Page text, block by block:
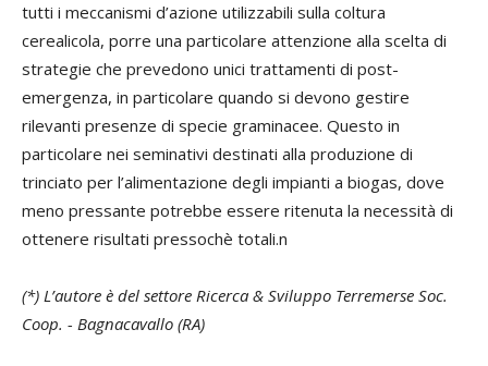
tutti i meccanismi d’azione utilizzabili sulla coltura
cerealicola, porre una particolare attenzione alla scelta di
strategie che prevedono unici trattamenti di post-
emergenza, in particolare quando si devono gestire
rilevanti presenze di specie graminacee. Questo in
particolare nei seminativi destinati alla produzione di
trinciato per l’alimentazione degli impianti a biogas, dove
meno pressante potrebbe essere ritenuta la necessità di
ottenere risultati pressochè totali.n
(*) L’autore è del settore Ricerca & Sviluppo Terremerse Soc.
Coop. - Bagnacavallo (RA)